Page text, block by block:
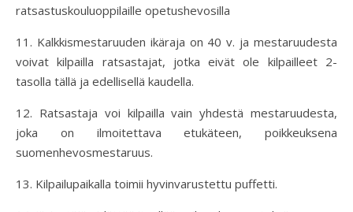
ratsastuskouluoppilaille opetushevosilla
11. Kalkkismestaruuden ikäraja on 40 v. ja mestaruudesta
voivat kilpailla ratsastajat, jotka eivät ole kilpailleet 2-
tasolla tällä ja edellisellä kaudella.
12. Ratsastaja voi kilpailla vain yhdestä mestaruudesta,
joka on ilmoitettava etukäteen, poikkeuksena
suomenhevosmestaruus.
13. Kilpailupaikalla toimii hyvinvarustettu puffetti.